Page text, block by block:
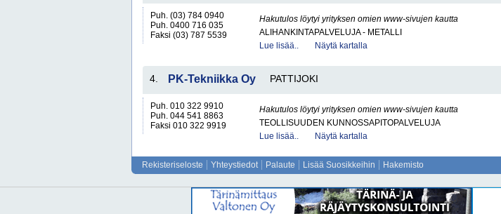
Puh. (03) 784 0940
Puh. 0400 716 035
Faksi (03) 787 5539
Hakutulos löytyi yrityksen omien www-sivujen kautta
ALIHANKINTAPALVELUJA - METALLI
Lue lisää..
Näytä kartalla
4. PK-Tekniikka Oy PATTIJOKI
Puh. 010 322 9910
Puh. 044 541 8863
Faksi 010 322 9919
Hakutulos löytyi yrityksen omien www-sivujen kautta
TEOLLISUUDEN KUNNOSSAPITOPALVELUJA
Lue lisää..
Näytä kartalla
Rekisteriseloste Yhteystiedot Palaute Lisää Suosikkeihin Hakemisto